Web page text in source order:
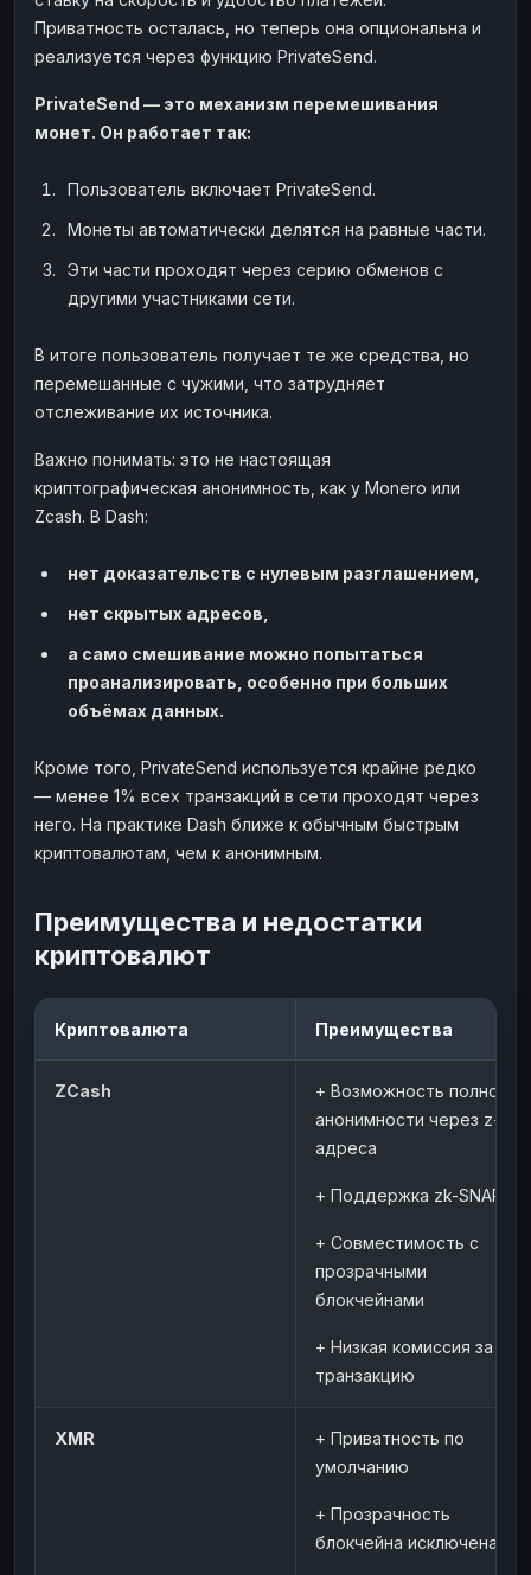
Приватность осталась, но теперь она опциональна и
реализуется через функцию PrivateSend.
PrivateSend — это механизм перемешивания
монет. Он работает так:
Пользователь включает PrivateSend.
Монеты автоматически делятся на равные части.
Эти части проходят через серию обменов с
другими участниками сети.
В итоге пользователь получает те же средства, но
перемешанные с чужими, что затрудняет
отслеживание их источника.
Важно понимать: это не настоящая
криптографическая анонимность, как у Monero или
Zcash. В Dash:
нет доказательств с нулевым разглашением,
нет скрытых адресов,
а само смешивание можно попытаться
проанализировать, особенно при больших
объёмах данных.
Кроме того, PrivateSend используется крайне редко
— менее 1% всех транзакций в сети проходят через
него. На практике Dash ближе к обычным быстрым
криптовалютам, чем к анонимным.
Преимущества и недостатки
криптовалют
Криптовалюта Преимущества
ZCash
+ Возможность полной
анонимности через z-
адреса
+ Поддержка zk-SNARKs
+ Совместимость с
прозрачными
блокчейнами
+ Низкая комиссия за
транзакцию
XMR
+ Приватность по
умолчанию
+ Прозрачность
блокчейна исключена